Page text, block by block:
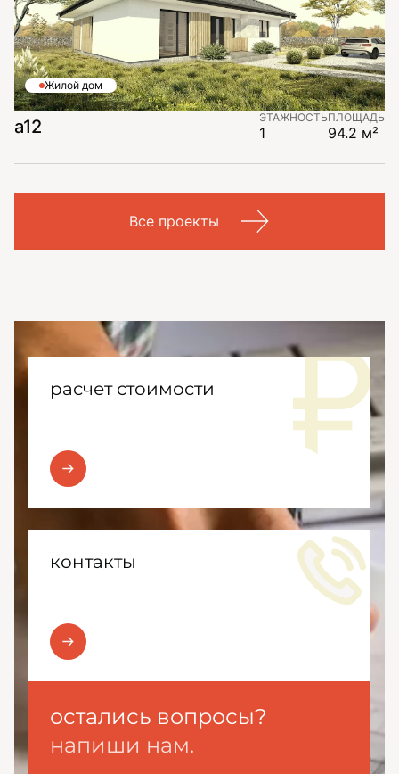
Жилой дом
a12 ЭТАЖНОСТЬ
1
ПЛОЩАДЬ
94.2 м²
Все проекты
расчет стоимости
контакты
остались вопросы?
напиши нам.